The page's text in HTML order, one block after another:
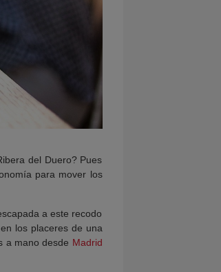
del Duero? Pues
para mover los
a este recodo
los placeres de una
a mano desde Madrid